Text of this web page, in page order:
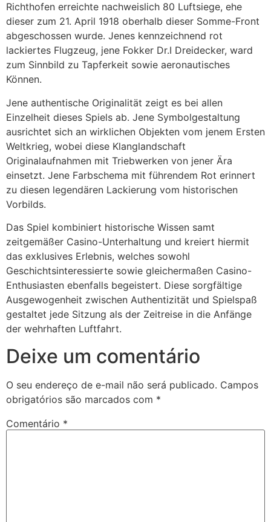
Forum
giriş
escort
giriş
giriş
giriş
giriş
Panel
Richthofen erreichte nachweislich 80 Luftsiege, ehe
dieser zum 21. April 1918 oberhalb dieser Somme-Front
abgeschossen wurde. Jenes kennzeichnend rot
lackiertes Flugzeug, jene Fokker Dr.I Dreidecker, ward
zum Sinnbild zu Tapferkeit sowie aeronautisches
Können.
Jene authentische Originalität zeigt es bei allen
Einzelheit dieses Spiels ab. Jene Symbolgestaltung
ausrichtet sich an wirklichen Objekten vom jenem Ersten
Weltkrieg, wobei diese Klanglandschaft
Originalaufnahmen mit Triebwerken von jener Ära
einsetzt. Jene Farbschema mit führendem Rot erinnert
zu diesen legendären Lackierung vom historischen
Vorbilds.
Das Spiel kombiniert historische Wissen samt
zeitgemäßer Casino-Unterhaltung und kreiert hiermit
das exklusives Erlebnis, welches sowohl
Geschichtsinteressierte sowie gleichermaßen Casino-
Enthusiasten ebenfalls begeistert. Diese sorgfältige
Ausgewogenheit zwischen Authentizität und Spielspaß
gestaltet jede Sitzung als der Zeitreise in die Anfänge
der wehrhaften Luftfahrt.
Deixe um comentário
O seu endereço de e-mail não será publicado. Campos
obrigatórios são marcados com *
Comentário *